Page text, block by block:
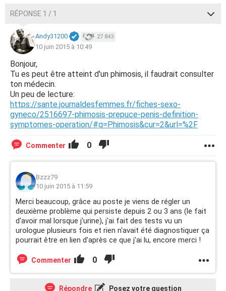
RÉPONSE 1 / 1
Andy31200 27 843
10 juin 2015 à 10:49
Bonjour,
Tu es peut être atteint d'un phimosis, il faudrait consulter
ton médecin.
Un peu de lecture:
https://sante.journaldesfemmes.fr/fiches-sexo-
gyneco/2516697-phimosis-prepuce-penis-definition-
symptomes-operation/#q=Phimosis&cur=2&url=%2F
Commenter 0
Bzzz79
10 juin 2015 à 11:59
Merci beaucoup, grâce au poste je viens de régler un
deuxième problème qui persiste depuis 2 ou 3 ans (le fait
d'avoir mal lorsque j'urine), j'ai fait des tests vu un
urologue plusieurs fois et rien n'avait été diagnostiquer ça
pourrait être en lien d'après ce que j'ai lu, encore merci !
Commenter 0
Répondre Posez votre question